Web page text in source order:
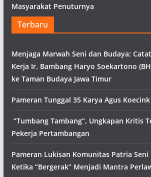
Masyarakat Penuturnya
Terbaru
Menjaga Marwah Seni dan Budaya:
Kerja Ir. Bambang Haryo Soekartono
ke Taman Budaya Jawa Timur
Pameran Tunggal 35 Karya Agus Koecink
“Tumbang Tambang”, Ungkapan Kritis
Pekerja Pertambangan
Pameran Lukisan Komunitas Patria
Ketika “Bergerak” Menjadi Mantra